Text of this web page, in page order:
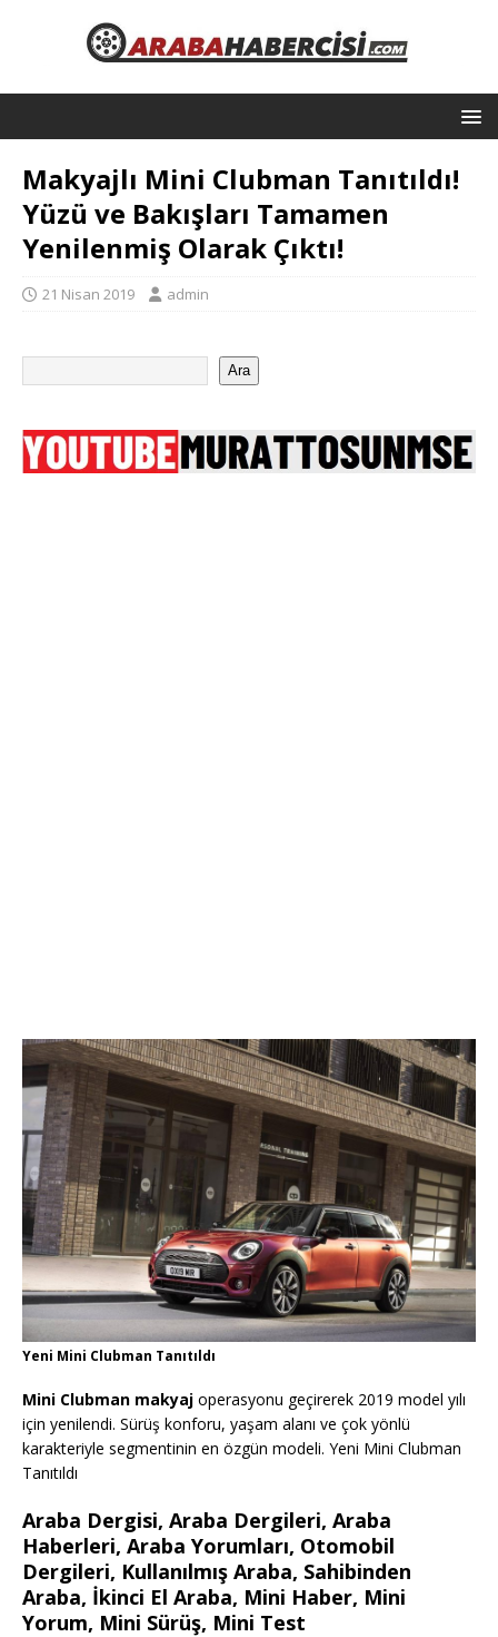
Makyajlı Mini Clubman Tanıtıldı!
Yüzü ve Bakışları Tamamen
Yenilenmiş Olarak Çıktı!
21 Nisan 2019 admin
Ara
Yeni Mini Clubman Tanıtıldı
Mini Clubman makyaj operasyonu geçirerek 2019 model yılı
için yenilendi. Sürüş konforu, yaşam alanı ve çok yönlü
karakteriyle segmentinin en özgün modeli. Yeni Mini Clubman
Tanıtıldı
Araba Dergisi, Araba Dergileri, Araba
Haberleri, Araba Yorumları, Otomobil
Dergileri, Kullanılmış Araba, Sahibinden
Araba, İkinci El Araba, Mini Haber, Mini
Yorum, Mini Sürüş, Mini Test